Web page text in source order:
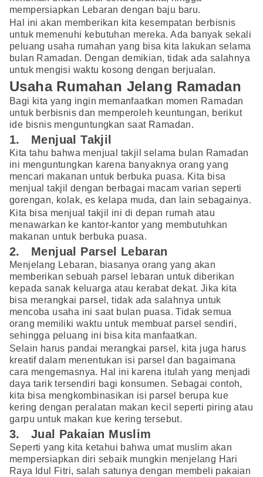
mempersiapkan Lebaran dengan baju baru.
Hal ini akan memberikan kita kesempatan berbisnis
untuk memenuhi kebutuhan mereka. Ada banyak sekali
peluang usaha rumahan yang bisa kita lakukan selama
bulan Ramadan. Dengan demikian, tidak ada salahnya
untuk mengisi waktu kosong dengan berjualan.
Usaha Rumahan Jelang Ramadan
Bagi kita yang ingin memanfaatkan momen Ramadan
untuk berbisnis dan memperoleh keuntungan, berikut
ide bisnis menguntungkan saat Ramadan.
1. Menjual Takjil
Kita tahu bahwa menjual takjil selama bulan Ramadan
ini menguntungkan karena banyaknya orang yang
mencari makanan untuk berbuka puasa. Kita bisa
menjual takjil dengan berbagai macam varian seperti
gorengan, kolak, es kelapa muda, dan lain sebagainya.
Kita bisa menjual takjil ini di depan rumah atau
menawarkan ke kantor-kantor yang membutuhkan
makanan untuk berbuka puasa.
2. Menjual Parsel Lebaran
Menjelang Lebaran, biasanya orang yang akan
memberikan sebuah parsel lebaran untuk diberikan
kepada sanak keluarga atau kerabat dekat. Jika kita
bisa merangkai parsel, tidak ada salahnya untuk
mencoba usaha ini saat bulan puasa. Tidak semua
orang memiliki waktu untuk membuat parsel sendiri,
sehingga peluang ini bisa kita manfaatkan.
Selain harus pandai merangkai parsel, kita juga harus
kreatif dalam menentukan isi parsel dan bagaimana
cara mengemasnya. Hal ini karena itulah yang menjadi
daya tarik tersendiri bagi konsumen. Sebagai contoh,
kita bisa mengkombinasikan isi parsel berupa kue
kering dengan peralatan makan kecil seperti piring atau
garpu untuk makan kue kering tersebut.
3. Jual Pakaian Muslim
Seperti yang kita ketahui bahwa umat muslim akan
mempersiapkan diri sebaik mungkin menjelang Hari
Raya Idul Fitri, salah satunya dengan membeli pakaian